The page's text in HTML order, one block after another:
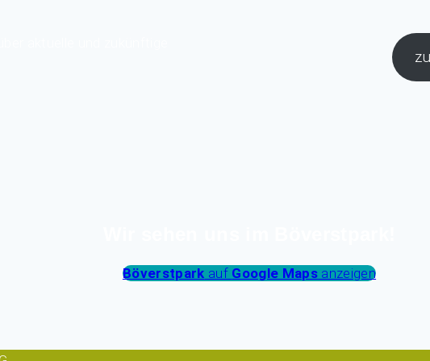
Böverstpark auf Google Maps anzeigen